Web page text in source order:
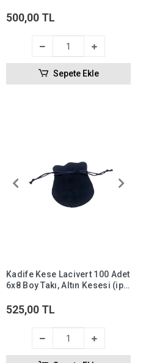
500,00 TL
Sepete Ekle
Kadife Kese Lacivert 100 Adet
6x8 Boy Takı, Altın Kesesi (ipli
525,00 TL